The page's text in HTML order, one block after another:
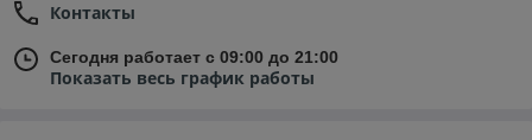
Контакты
Сегодня работает с 09:00 до 21:00
Показать весь график работы